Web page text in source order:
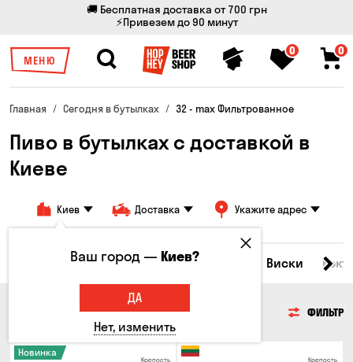
🚚 Бесплатная доставка от 700 грн
⚡Привезем до 90 минут
МЕНЮ
0 0
Главная Сегодня в бутылках 32 - max Фильтрованное
Пиво в бутылках с доставкой в
Киеве
Киев Доставка Укажите адрес
Все товары Пиво Сидр Виски
ФИЛЬТР
Крепость
Новинка
Крепость
Ваш город —Киев?
ДА
Нет, изменить